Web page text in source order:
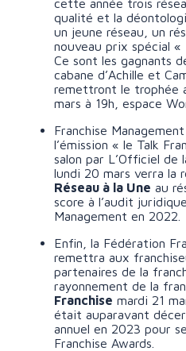
cette année trois
qualité et la
un jeune réseau, un
nouveau prix spécial
Ce sont les gagnants
cabane d’Achille et
remettront le trophée
mars à 19h, espace
Franchise
l’émission « le Talk
salon par L’Officiel de
lundi 20 mars verra la
Réseau à la Une au
score à l’audit
Management en 2022.
Enfin, la Fédération
remettra aux
partenaires de la
rayonnement de la
Franchise mardi 21
était auparavant
annuel en 2023 pour
Franchise Awards.